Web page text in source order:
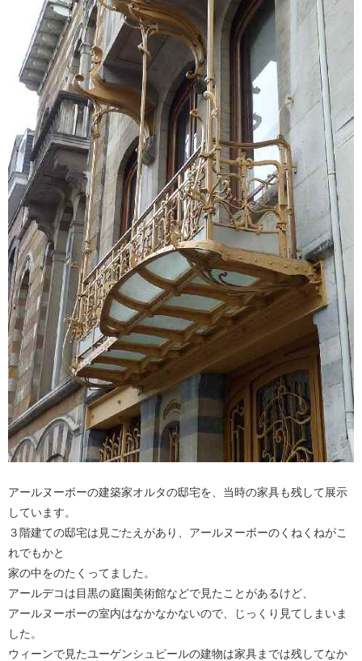
アールヌーボーの建築家オルタの邸宅を、当時の家具も残して展示
しています。
３階建ての邸宅は見ごたえがあり、アールヌーボーのくねくねがこ
れでもかと
家の中をのたくってました。
アールデコは目黒の庭園美術館などで見たことがあるけど、
アールヌーボーの室内はなかなかないので、じっくり見てしまいま
した。
ウィーンで見たユーゲンシュピールの建物は家具までは残してなか